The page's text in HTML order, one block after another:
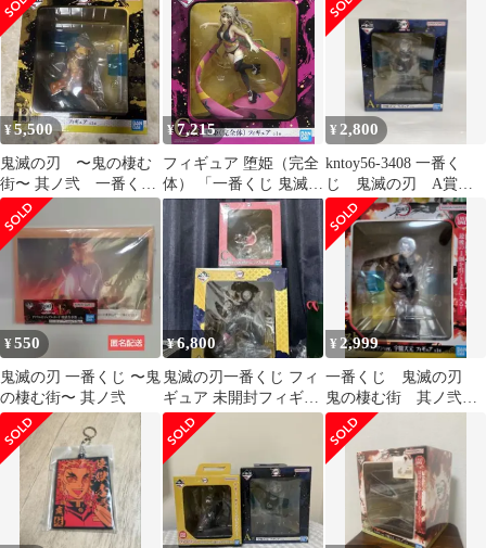
ギュア プライズ バンダ
イスピリッツ
¥5,500
鬼滅の刃 〜鬼の棲む
街〜 其ノ弐 一番く
じ B賞 我妻
善逸 フィギュア
¥7,215
フィギュア 堕姫（完全
体） 「一番くじ 鬼滅の
刃 ～鬼の棲む街～ 其ノ
弐」 C賞 フィギュア
【10日以内発送】
¥ 2,800
kntoy56-3408 一番く
じ 鬼滅の刃 A賞
宇髄天元
¥550
鬼滅の刃 一番くじ 〜鬼
の棲む街〜 其ノ弐
¥6,800
鬼滅の刃一番くじ フィ
ギュア 未開封フィギュ
ア2点
¥2,999
一番くじ 鬼滅の刃
鬼の棲む街 其ノ弐
ラストワン賞